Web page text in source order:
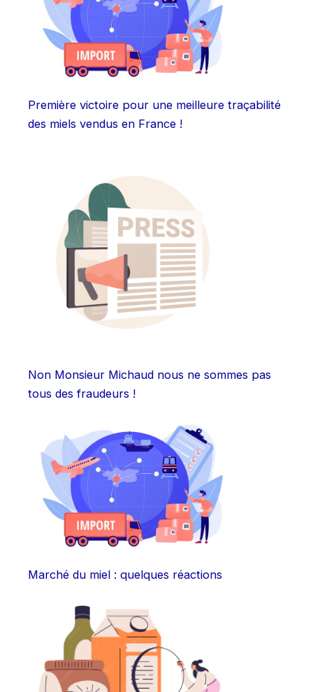
Première victoire pour une meilleure traçabilité
des miels vendus en France !
Non Monsieur Michaud nous ne sommes pas
tous des fraudeurs !
Marché du miel : quelques réactions